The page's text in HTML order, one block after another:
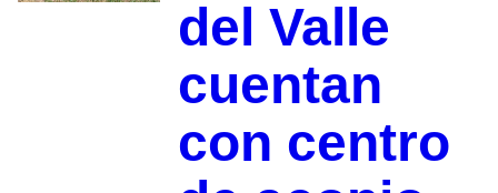
del Valle
cuentan
con centro